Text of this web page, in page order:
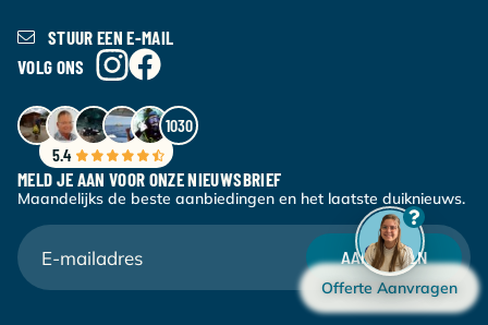
Offerte Aanvragen
STUUR EEN E-MAIL
VOLG ONS
1030
5.4
MELD JE AAN VOOR ONZE NIEUWSBRIEF
Maandelijks de beste aanbiedingen en het laatste duiknieuws.
AANMELDEN